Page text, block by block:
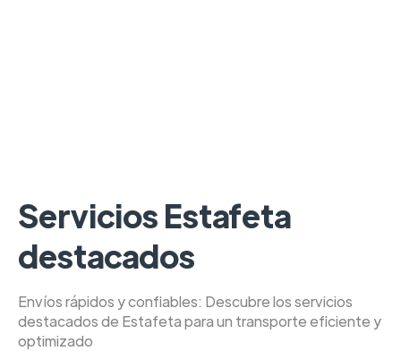
Servicios Estafeta
destacados
Envíos rápidos y confiables: Descubre los servicios
destacados de Estafeta para un transporte eficiente y
optimizado